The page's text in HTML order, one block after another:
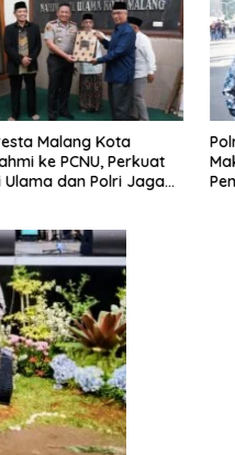
Malang Kota
ke PCNU, Perkuat
Ulama dan Polri Jaga